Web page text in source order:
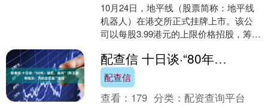
10月24日，地平线（股票简称：地平线
机器人）在港交所正式挂牌上市。该公
司以每股3.99港元的上限价格招股，筹资
开募股中....
配查信 十日谈·“80年：追忆、追问” |郭玉瑛 郭柏炎：为抗击日寇“加油”
配查信
查看： 179 分类：配资查询平台